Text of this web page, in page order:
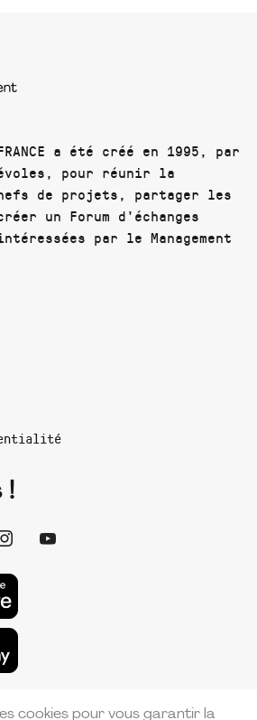
a été créé en 1995, par
pour réunir la
de projets, partager les
un Forum d'échanges
par le Management
!
cookies pour vous garantir la